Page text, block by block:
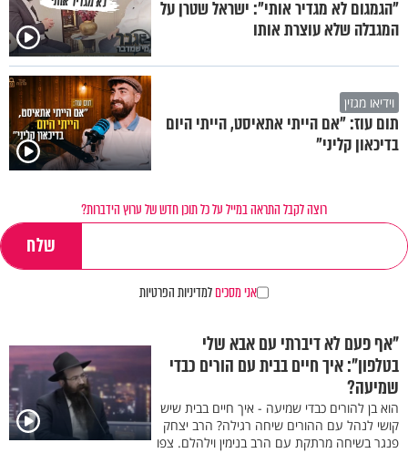
"הגמגום לא מגדיר אותי": ישראל שטרן על
המגבלה שלא עוצרת אותו
וידיאו מגזין
תום עוז: "אם הייתי אתאיסט, הייתי היום
בדיכאון קליני"
רוצה לקבל התראה במייל על כל תוכן חדש של ערוץ הידברות?
אני מסכיםלמדיניות הפרטיות
"אף פעם לא דיברתי עם אבא שלי
בטלפון": איך חיים בבית עם הורים כבדי
שמיעה?
הוא בן להורים כבדי שמיעה - איך חיים בבית שיש
קושי לנהל עם ההורים שיחה רגילה? הרב יצחק
פנגר בשיחה מרתקת עם הרב בנימין וילהלם. צפו